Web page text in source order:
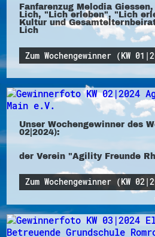
Fanfarenzug Melodia
Lich, "Lich erleben", "Lich
Kultur und
Lich
Zum Wochengewinner (KW
Unser Wochengewinner des
02|2024):
der Verein "Agility Freunde
Zum Wochengewinner (KW